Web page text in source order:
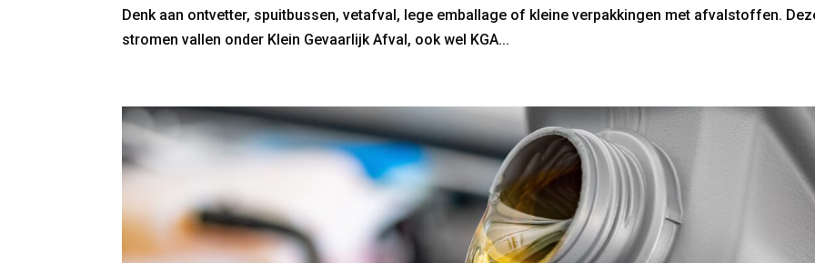
Denk aan ontvetter, spuitbussen, vetafval, lege emballage of kleine verpakkingen met afvalstoffen.
stromen vallen onder Klein Gevaarlijk Afval, ook wel KGA...